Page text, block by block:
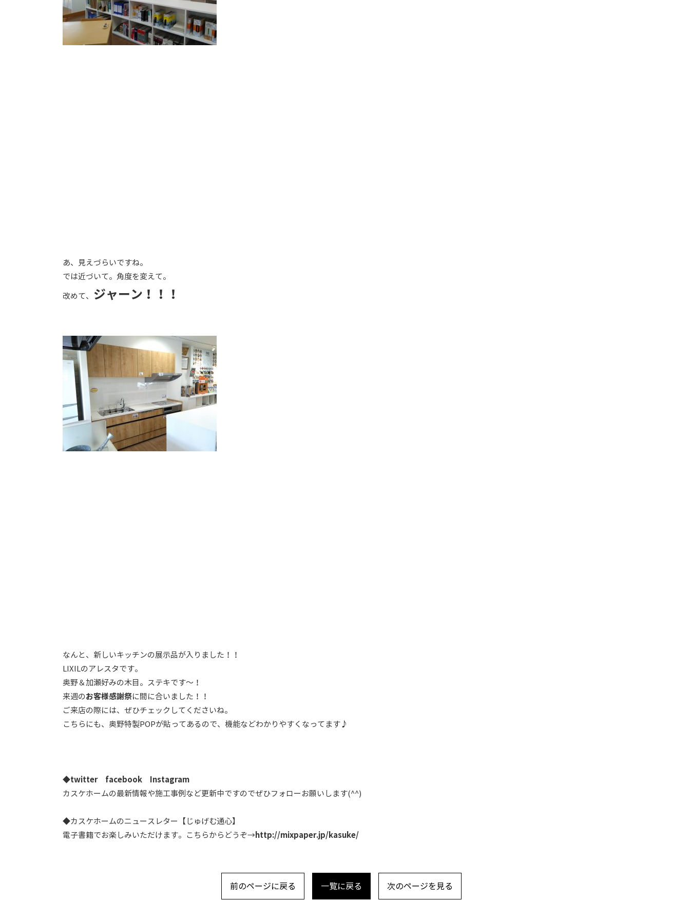
あ、見えづらいですね。
では近づいて。角度を変えて。
改めて、
ジャーン！！！
なんと、新しいキッチンの展示品が入りました！！
LIXILのアレスタです。
奥野＆加瀬好みの木目。ステキです～！
来週のお客様感謝祭に間に合いました！！
ご来店の際には、ぜひチェックしてくださいね。
こちらにも、奥野特製POPが貼ってあるので、機能などわかりやすくなってます♪
◆twitter facebook
Instagram
カスケホームの最新情報や施工事例など更新中ですのでぜひフォローお願いします(^^)
◆カスケホームのニュースレター【じゅげむ通心】
電子書籍でお楽しみいただけます。こちらからどうぞ→http://mixpaper.jp/kasuke/
前のページに戻る 一覧に戻る 次のページを見る